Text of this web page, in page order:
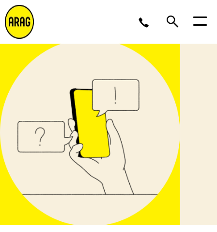
02 643 12 11